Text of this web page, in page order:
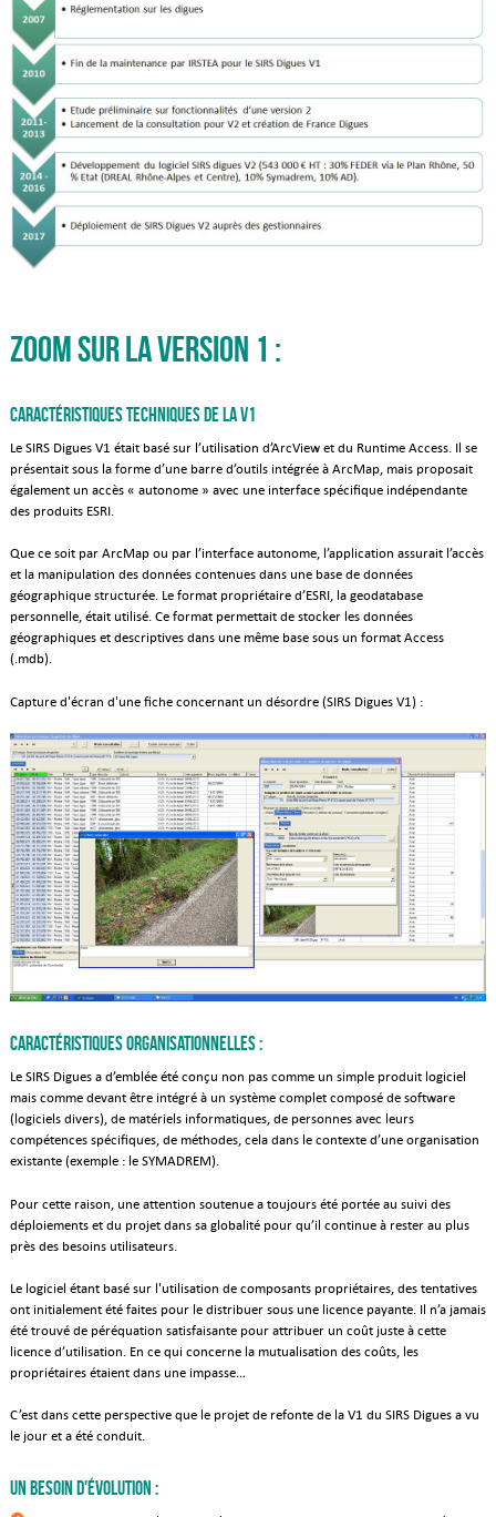
Zoom sur la Version 1 :
Caractéristiques techniques de la V1
Le SIRS Digues V1 était basé sur l’utilisation d’ArcView et du Runtime Access. Il se
présentait sous la forme d’une barre d’outils intégrée à ArcMap, mais proposait
également un accès « autonome » avec une interface spécifique indépendante
des produits ESRI.
Que ce soit par ArcMap ou par l’interface autonome, l’application assurait l’accès
et la manipulation des données contenues dans une base de données
géographique structurée. Le format propriétaire d’ESRI, la geodatabase
personnelle, était utilisé. Ce format permettait de stocker les données
géographiques et descriptives dans une même base sous un format Access
(.mdb).
Capture d'écran d'une fiche concernant un désordre (SIRS Digues V1) :
Caractéristiques organisationnelles :
Le SIRS Digues a d’emblée été conçu non pas comme un simple produit logiciel
mais comme devant être intégré à un système complet composé de software
(logiciels divers), de matériels informatiques, de personnes avec leurs
compétences spécifiques, de méthodes, cela dans le contexte d’une organisation
existante (exemple : le SYMADREM).
Pour cette raison, une attention soutenue a toujours été portée au suivi des
déploiements et du projet dans sa globalité pour qu’il continue à rester au plus
près des besoins utilisateurs.
Le logiciel étant basé sur l'utilisation de composants propriétaires, des tentatives
ont initialement été faites pour le distribuer sous une licence payante. Il n’a jamais
été trouvé de péréquation satisfaisante pour attribuer un coût juste à cette
licence d’utilisation. En ce qui concerne la mutualisation des coûts, les
propriétaires étaient dans une impasse…
C’est dans cette perspective que le projet de refonte de la V1 du SIRS Digues a vu
le jour et a été conduit.
Un besoin d'évolution :